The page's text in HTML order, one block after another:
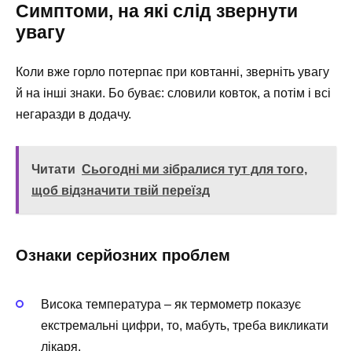
Симптоми, на які слід звернути
увагу
Коли вже горло потерпає при ковтанні, зверніть увагу
й на інші знаки. Бо буває: словили ковток, а потім і всі
негаразди в додачу.
Читати Сьогодні ми зібралися тут для того,
щоб відзначити твій переїзд
Ознаки серйозних проблем
Висока температура – як термометр показує
екстремальні цифри, то, мабуть, треба викликати
лікаря.